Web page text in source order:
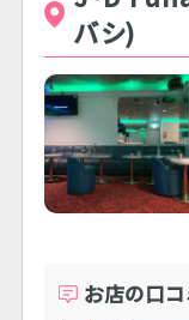
バシ)
お店の口コ